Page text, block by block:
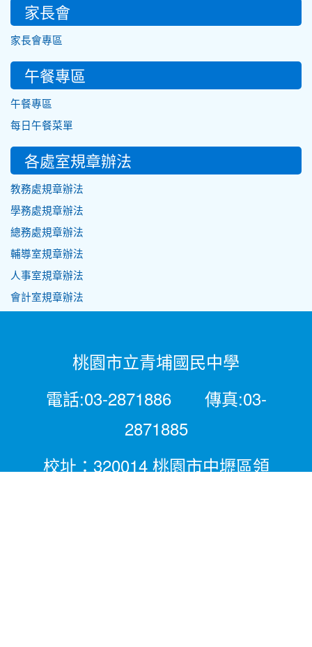
家長會
家長會專區
午餐專區
午餐專區
每日午餐菜單
各處室規章辦法
教務處規章辦法
學務處規章辦法
總務處規章辦法
輔導室規章辦法
人事室規章辦法
會計室規章辦法
桃園市立青埔國民中學
電話:03-2871886 傳真:03-
2871885
校址：320014 桃園市中壢區領